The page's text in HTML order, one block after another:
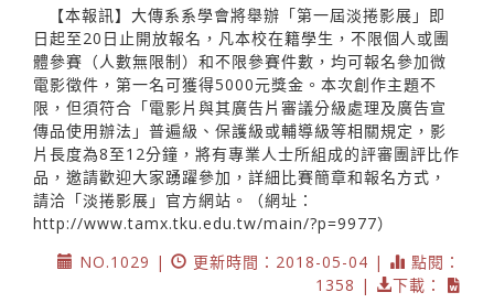
【本報訊】大傳系系學會將舉辦「第一屆淡捲影展」即
日起至20日止開放報名，凡本校在籍學生，不限個人或團
體參賽（人數無限制）和不限參賽件數，均可報名參加微
電影徵件，第一名可獲得5000元獎金。本次創作主題不
限，但須符合「電影片與其廣告片審議分級處理及廣告宣
傳品使用辦法」普遍級、保護級或輔導級等相關規定，影
片長度為8至12分鐘，將有專業人士所組成的評審團評比作
品，邀請歡迎大家踴躍參加，詳細比賽簡章和報名方式，
請洽「淡捲影展」官方網站。（網址：
http://www.tamx.tku.edu.tw/main/?p=9977）
NO.1029 |
更新時間：2018-05-04 |
點閱：
1358 |
下載：